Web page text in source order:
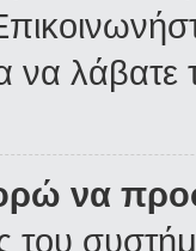
να λάβατε
να
του